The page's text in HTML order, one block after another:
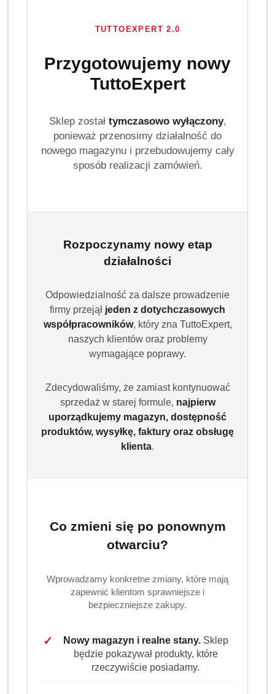
TUTTOEXPERT 2.0
Przygotowujemy nowy
TuttoExpert
Sklep został tymczasowo wyłączony,
ponieważ przenosimy działalność do
nowego magazynu i przebudowujemy cały
sposób realizacji zamówień.
Rozpoczynamy nowy etap
działalności
Odpowiedzialność za dalsze prowadzenie
firmy przejął jeden z dotychczasowych
współpracowników, który zna TuttoExpert,
naszych klientów oraz problemy
wymagające poprawy.
Zdecydowaliśmy, że zamiast kontynuować
sprzedaż w starej formule, najpierw
uporządkujemy magazyn, dostępność
produktów, wysyłkę, faktury oraz obsługę
klienta.
Co zmieni się po ponownym
otwarciu?
Wprowadzamy konkretne zmiany, które mają
zapewnić klientom sprawniejsze i
bezpieczniejsze zakupy.
✓ Nowy magazyn i realne stany.Sklep
będzie pokazywał produkty, które
rzeczywiście posiadamy.